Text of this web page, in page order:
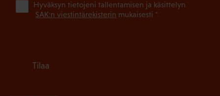
Hyväksyn tietojeni tallentamisen ja käsittelyn
SAK:n viestintärekisterin mukaisesti *
Tilaa